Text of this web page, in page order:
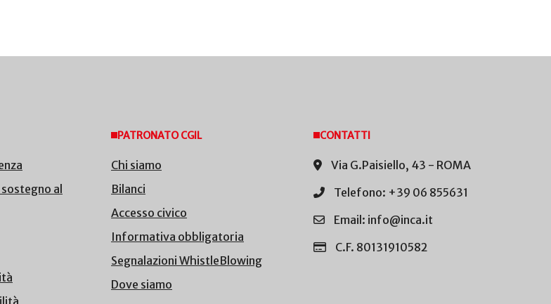
al
PATRONATO CGIL
Chi siamo
Bilanci
Accesso civico
Informativa obbligatoria
Segnalazioni WhistleBlowing
Dove siamo
CONTATTI
Via G.Paisiello, 43 - ROMA
Telefono: +39 06 855631
Email: info@inca.it
C.F. 80131910582